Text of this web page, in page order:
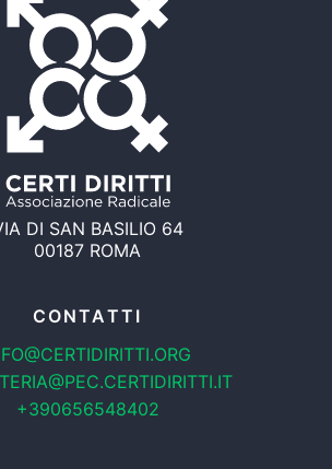
DI SAN BASILIO 64
00187 ROMA
CONTATTI
+390656548402